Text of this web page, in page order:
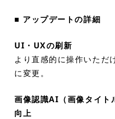
■ アップデートの詳細
UI・UXの刷新
より直感的に操作いただ
に変更。
画像認識AI（画像タイト
向上